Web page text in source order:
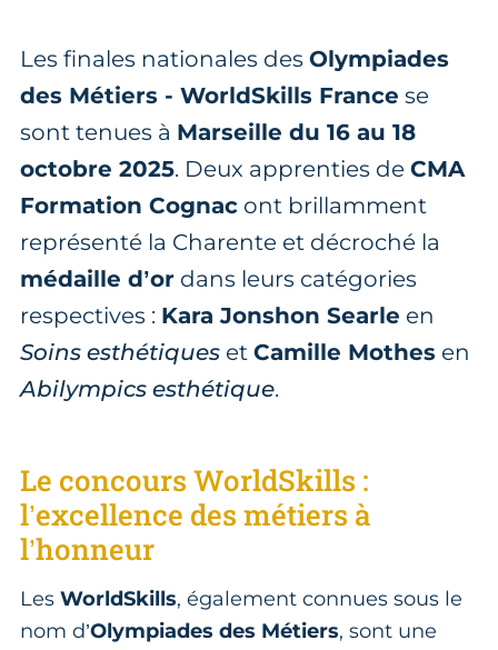
Les finales nationales des Olympiades
des Métiers - WorldSkills France se
sont tenues à Marseille du 16 au 18
octobre 2025. Deux apprenties de CMA
Formation Cognac ont brillamment
représenté la Charente et décroché la
médaille d’or dans leurs catégories
respectives : Kara Jonshon Searle en
Soins esthétiques et Camille Mothes en
Abilympics esthétique.
Le concours WorldSkills :
l’excellence des métiers à
l’honneur
Les WorldSkills, également connues sous le
nom d’Olympiades des Métiers, sont une